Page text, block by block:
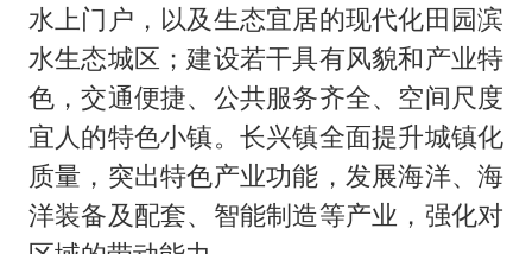
水上门户，以及生态宜居的现代化田园滨
水生态城区；建设若干具有风貌和产业特
色，交通便捷、公共服务齐全、空间尺度
宜人的特色小镇。长兴镇全面提升城镇化
质量，突出特色产业功能，发展海洋、海
洋装备及配套、智能制造等产业，强化对